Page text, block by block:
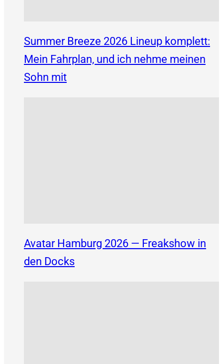
Summer Breeze 2026 Lineup komplett:
Mein Fahrplan, und ich nehme meinen
Sohn mit
Avatar Hamburg 2026 — Freakshow in
den Docks